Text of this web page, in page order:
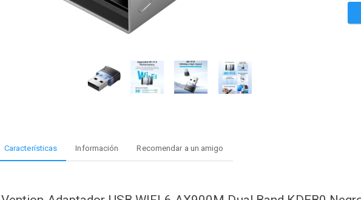
Características Información Recomendar a un amigo